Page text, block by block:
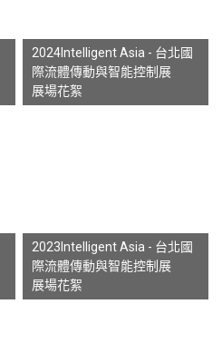
2024Intelligent Asia - 台北國
際流體傳動與智能控制展
展場花絮
2023Intelligent Asia - 台北國
際流體傳動與智能控制展
展場花絮